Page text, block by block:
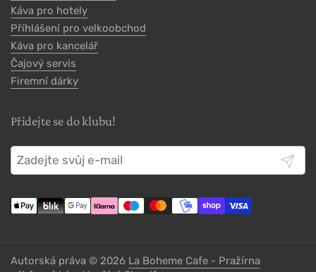
Káva pro hotely
Příhlášení pro velkoobchod
Káva pro kancelář
Čajový servis
Firemní dárky
Přidejte se do klubu!
Odeslat
Autorská práva © 2026 La Boheme Cafe - Pražírna